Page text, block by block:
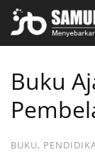
Buku
BUKU,